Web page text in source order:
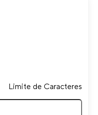
Limite de Caracteres